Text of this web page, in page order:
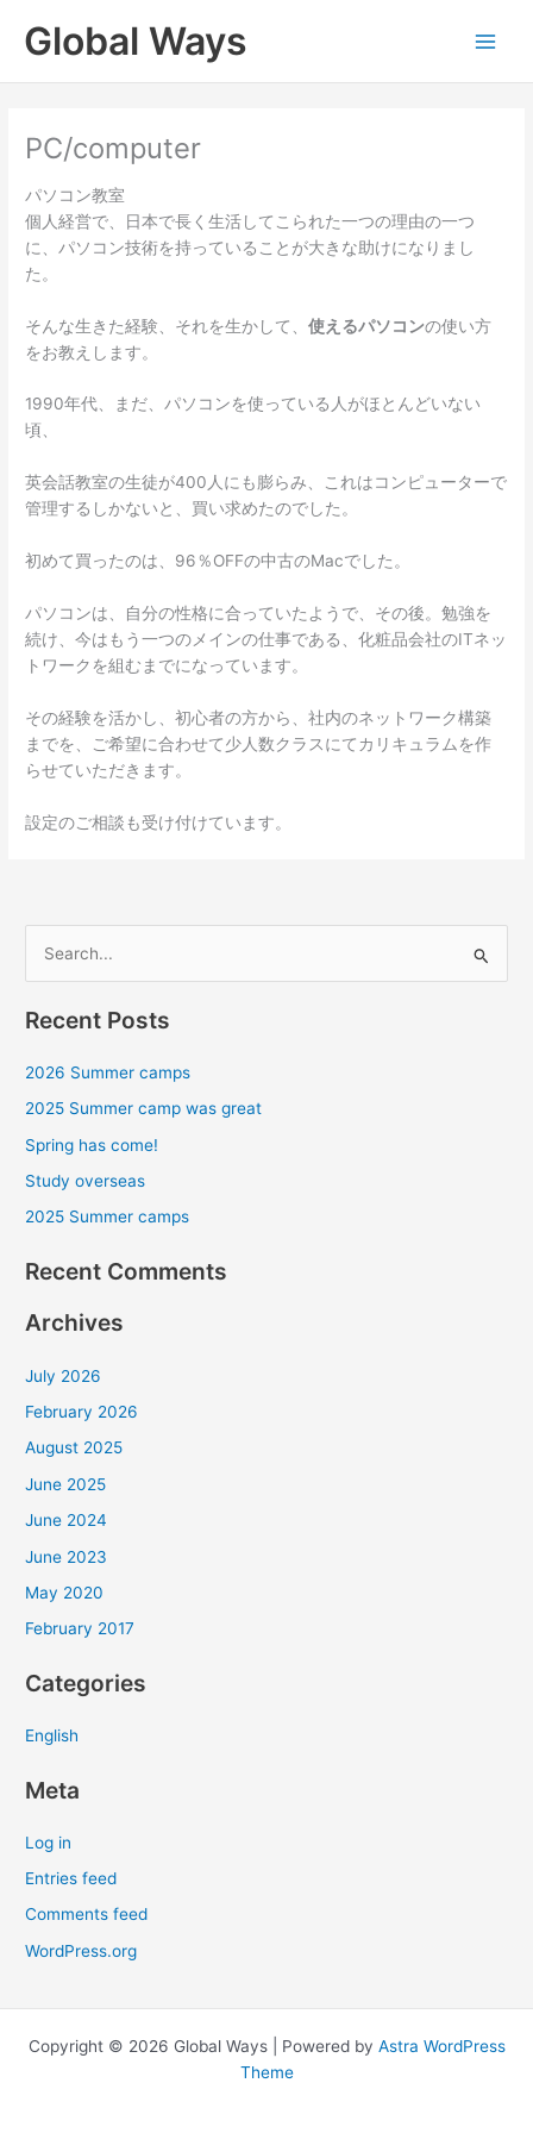
Global Ways
PC/computer
パソコン教室
個人経営で、日本で長く生活してこられた一つの理由の一つ
に、パソコン技術を持っていることが大きな助けになりまし
た。
そんな生きた経験、それを生かして、使えるパソコンの使い方
をお教えします。
1990年代、まだ、パソコンを使っている人がほとんどいない
頃、
英会話教室の生徒が400人にも膨らみ、これはコンピューターで
管理するしかないと、買い求めたのでした。
初めて買ったのは、96％OFFの中古のMacでした。
パソコンは、自分の性格に合っていたようで、その後。勉強を
続け、今はもう一つのメインの仕事である、化粧品会社のITネッ
トワークを組むまでになっています。
その経験を活かし、初心者の方から、社内のネットワーク構築
までを、ご希望に合わせて少人数クラスにてカリキュラムを作
らせていただきます。
設定のご相談も受け付けています。
a
h
f
o
r
Recent Posts
2026 Summer camps
2025 Summer camp was great
Spring has come!
Study overseas
2025 Summer camps
Recent Comments
Archives
July 2026
February 2026
August 2025
June 2025
June 2024
June 2023
May 2020
February 2017
Categories
English
Meta
Log in
Entries feed
Comments feed
WordPress.org
Copyright © 2026 Global Ways | Powered by Astra WordPress
Theme